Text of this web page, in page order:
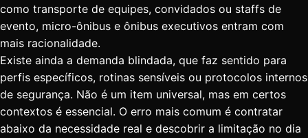
como transporte de equipes, convidados ou staffs de
evento, micro-ônibus e ônibus executivos entram com
mais racionalidade.
Existe ainda a demanda blindada, que faz sentido para
perfis específicos, rotinas sensíveis ou protocolos internos
de segurança. Não é um item universal, mas em certos
contextos é essencial. O erro mais comum é contratar
abaixo da necessidade real e descobrir a limitação no dia